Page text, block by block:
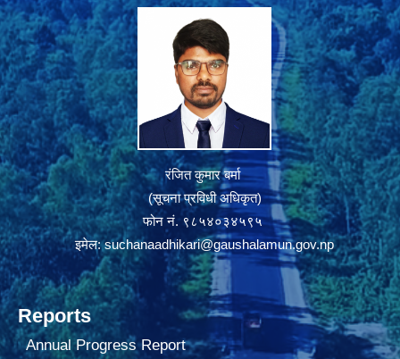
रंजित कुमार बर्मा
(सूचना प्रविधी अधिकृत)
फोन नं. ९८५४०३४५९५
इमेल:suchanaadhikari@gaushalamun.gov.np
Reports
Annual Progress Report